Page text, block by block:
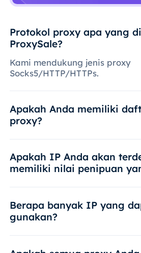
Protokol proxy apa yang
ProxySale?
Kami mendukung jenis proxy
Socks5/HTTP/HTTPs.
Apakah Anda memiliki
proxy?
Apakah IP Anda akan
memiliki nilai penipuan
Berapa banyak IP yang
gunakan?